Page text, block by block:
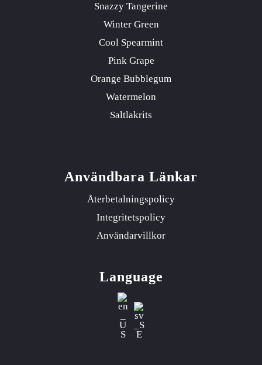
Snazzy Tangerine
Winter Green
Cool Spearmint
Pink Grape
Orange Bubblegum
Watermelon
Saltlakrits
Användbara Länkar
Återbetalningspolicy
Integritetspolicy
Användarvillkor
Language